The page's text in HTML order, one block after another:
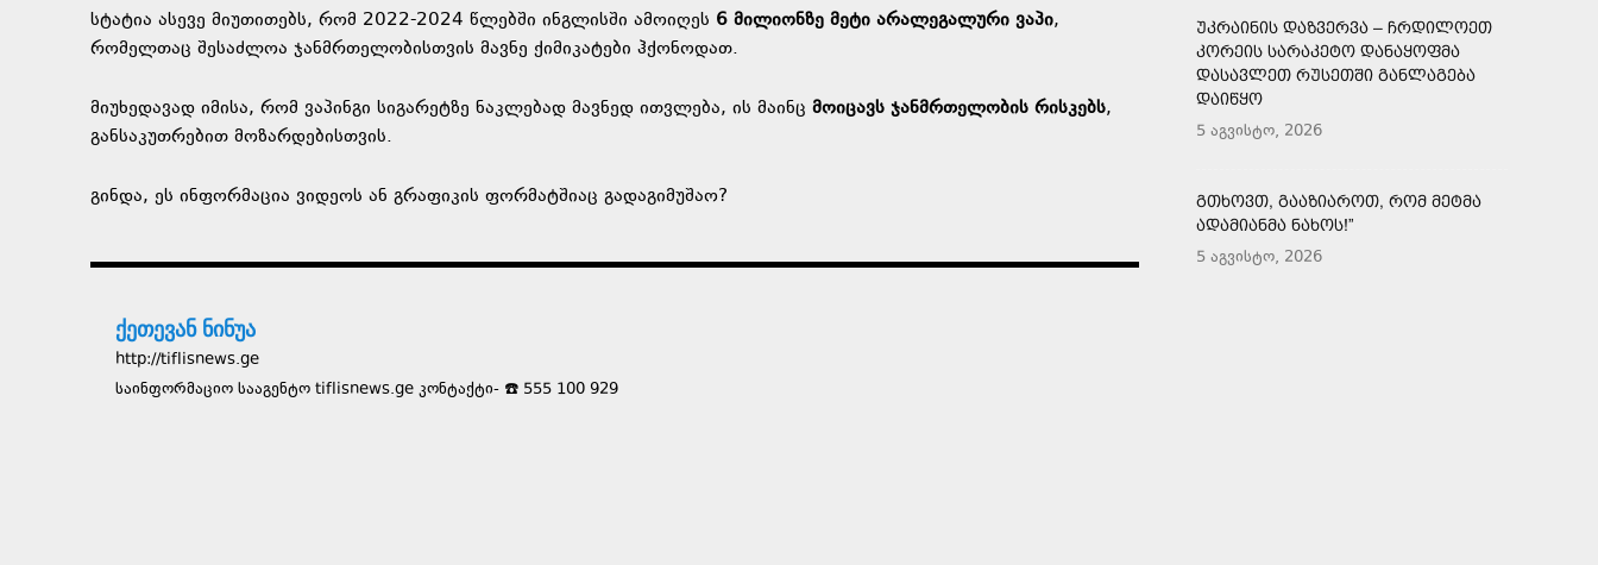
სტატია ასევე მიუთითებს, რომ 2022-2024 წლებში ინგლისში ამოიღეს 6 მილიონზე მეტი არალეგალური ვაპი,
რომელთაც შესაძლოა ჯანმრთელობისთვის მავნე ქიმიკატები ჰქონოდათ.
მიუხედავად იმისა, რომ ვაპინგი სიგარეტზე ნაკლებად მავნედ ითვლება, ის მაინც მოიცავს ჯანმრთელობის რისკებს,
განსაკუთრებით მოზარდებისთვის.
გინდა, ეს ინფორმაცია ვიდეოს ან გრაფიკის ფორმატშიაც გადაგიმუშაო?
ქეთევან ნინუა
http://tiflisnews.ge
საინფორმაციო სააგენტო tiflisnews.ge კონტაქტი- ☎️ 555 100 929
ᲣᲙᲠᲐᲘᲜᲘᲡ ᲓᲐᲖᲕᲔᲠᲕᲐ – ᲩᲠᲓᲘᲚᲝᲔᲗ
ᲙᲝᲠᲔᲘᲡ ᲡᲐᲠᲐᲙᲔᲢᲝ ᲓᲐᲜᲐᲧᲝᲤᲛᲐ
ᲓᲐᲡᲐᲕᲚᲔᲗ ᲠᲣᲡᲔᲗᲨᲘ ᲒᲐᲜᲚᲐᲒᲔᲑᲐ
ᲓᲐᲘᲬᲧᲝ
5 აგვისტო, 2026
ᲒᲗᲮᲝᲕᲗ, ᲒᲐᲐᲖᲘᲐᲠᲝᲗ, ᲠᲝᲛ ᲛᲔᲢᲛᲐ
ᲐᲓᲐᲛᲘᲐᲜᲛᲐ ᲜᲐᲮᲝᲡ!”
5 აგვისტო, 2026